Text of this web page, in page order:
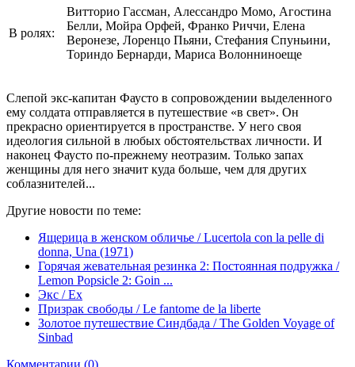
В ролях:
Витторио Гассман, Алессандро Момо, Агостина
Белли, Мойра Орфей, Франко Риччи, Елена
Веронезе, Лоренцо Пьяни, Стефания Спуньини,
Ториндо Бернарди, Мариса Волонниноеще
Слепой экс-капитан Фаусто в сопровождении выделенного
ему солдата отправляется в путешествие «в свет». Он
прекрасно ориентируется в пространстве. У него своя
идеология сильной в любых обстоятельствах личности. И
наконец Фаусто по-прежнему неотразим. Только запах
женщины для него значит куда больше, чем для других
соблазнителей...
Другие новости по теме:
Ящерица в женском обличье / Lucertola con la pelle di
donna, Una (1971)
Горячая жевательная резинка 2: Постоянная подружка /
Lemon Popsicle 2: Goin ...
Экс / Ex
Призрак свободы / Le fantome de la liberte
Золотое путешествие Синдбада / The Golden Voyage of
Sinbad
Комментарии (0)